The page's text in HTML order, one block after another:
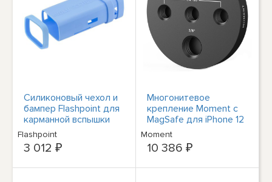
Силиконовый чехол и
бампер Flashpoint для
карманной вспышки
eVOLV 200 Pro —
синий
Flashpoint
3 012 ₽
Многонитевое
крепление Moment с
MagSafe для iPhone 12
# 107-019-M
Moment
10 386 ₽